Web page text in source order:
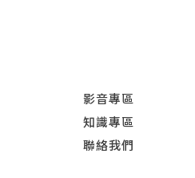
影音專區
知識專區
聯絡我們